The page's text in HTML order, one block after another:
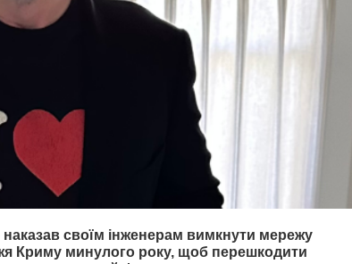
своїм інженерам вимкнути мережу
Криму минулого року, щоб перешкодити